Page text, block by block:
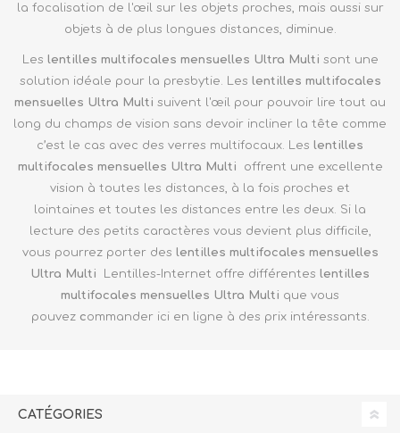
la focalisation de l'œil sur les objets proches, mais aussi sur
objets à de plus longues distances, diminue.
Les lentilles multifocales mensuelles Ultra Multi sont une
solution idéale pour la presbytie. Les lentilles multifocales
mensuelles Ultra Multi suivent l'œil pour pouvoir lire tout au
long du champs de vision sans devoir incliner la tête comme
c’est le cas avec des verres multifocaux. Les lentilles
multifocales mensuelles Ultra Multi
offrent une excellente
vision à toutes les distances, à la fois proches et
lointaines et toutes les distances entre les deux. Si la
lecture des petits caractères vous devient plus difficile,
vous pourrez porter des lentilles multifocales mensuelles
Ultra Multi
Lentilles-Internet offre différentes lentilles
multifocales mensuelles Ultra Multi que vous
pouvez commander ici en ligne à des prix intéressants.
CATÉGORIES